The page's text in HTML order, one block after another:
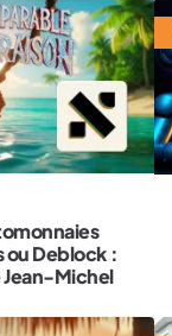
ou Deblock :
Jean-Michel